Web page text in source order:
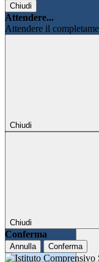
Chiudi
Attendere...
Attendere il
Chiudi
Chiudi
Conferma
Annulla Conferma